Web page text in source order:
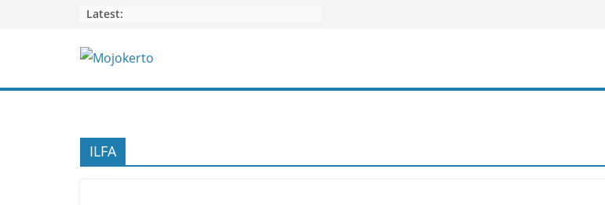
Latest:
ILFA